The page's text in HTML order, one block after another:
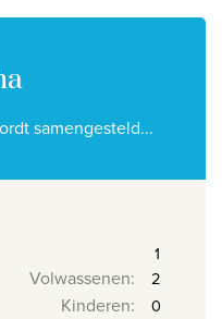
samengesteld...
Volwassenen:
Kinderen: